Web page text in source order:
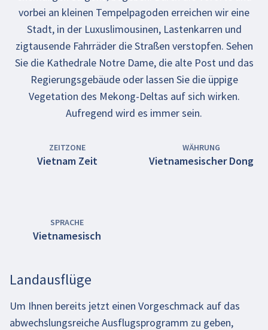
vorbei an kleinen Tempelpagoden erreichen wir eine
Stadt, in der Luxuslimousinen, Lastenkarren und
zigtausende Fahrräder die Straßen verstopfen. Sehen
Sie die Kathedrale Notre Dame, die alte Post und das
Regierungsgebäude oder lassen Sie die üppige
Vegetation des Mekong-Deltas auf sich wirken.
Aufregend wird es immer sein.
ZEITZONE
Vietnam Zeit
WÄHRUNG
Vietnamesischer Dong
SPRACHE
Vietnamesisch
Landausflüge
Um Ihnen bereits jetzt einen Vorgeschmack auf das
abwechslungsreiche Ausflugsprogramm zu geben,